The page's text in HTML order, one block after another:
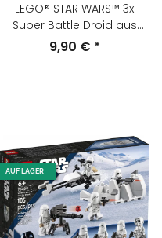
LEGO® STAR WARS™ 3x
Super Battle Droid aus
75372 sw1321
9,90 € *
AUF LAGER